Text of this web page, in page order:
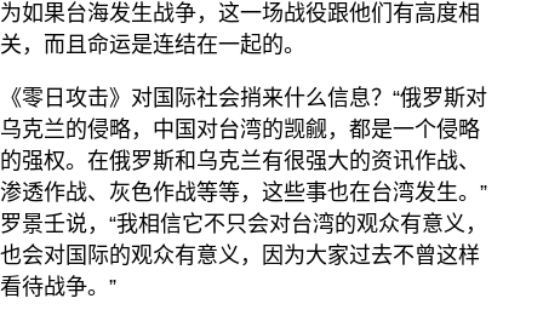
为如果台海发生战争，这一场战役跟他们有高度相
关，而且命运是连结在一起的。
《零日攻击》对国际社会捎来什么信息？“俄罗斯对
乌克兰的侵略，中国对台湾的觊觎，都是一个侵略
的强权。在俄罗斯和乌克兰有很强大的资讯作战、
渗透作战、灰色作战等等，这些事也在台湾发生。”
罗景壬说，“我相信它不只会对台湾的观众有意义，
也会对国际的观众有意义，因为大家过去不曾这样
看待战争。”